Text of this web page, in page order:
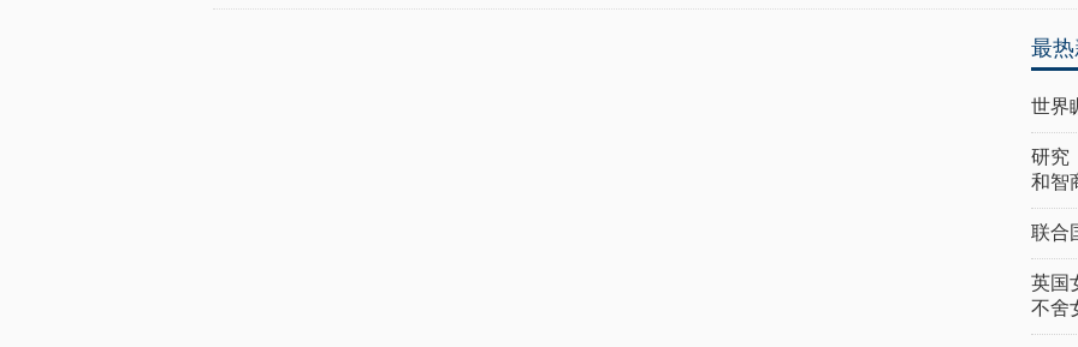
最
世界
研究
和智
联合
英国
不舍